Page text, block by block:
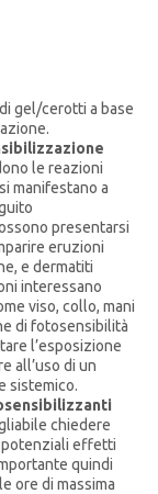
gel/cerotti a base
le reazioni
manifestano a
presentarsi
eruzioni
e dermatiti
interessano
viso, collo, mani
di fotosensibilità
l’esposizione
all’uso di un
sistemico.
chiedere
potenziali effetti
quindi
ore di massima